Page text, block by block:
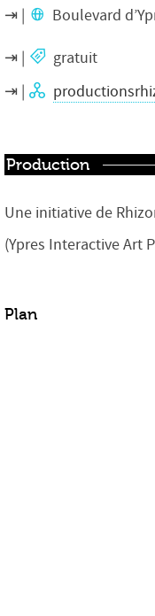
Boulevard
gratuit
Production
Une initiative de Rhizome en collaboration avec YIAP
(Ypres Interactive Art
Plan